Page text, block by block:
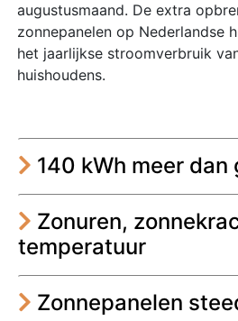
augustusmaand. De extra
zonnepanelen op Nederlandse
het jaarlijkse stroomverbruik
huishoudens.
140 kWh meer dan
Zonuren,
temperatuur
Zonnepanelen